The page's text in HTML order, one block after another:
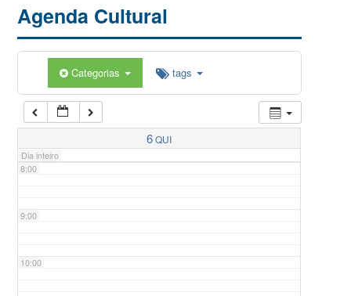
Agenda Cultural
Categorias tags
6QUI
Dia inteiro
5:00
7:00
8:00
9:00
10:00